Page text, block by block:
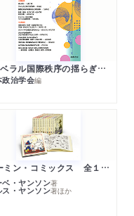
「リベラル国際秩序の揺らぎ」再考 年報政治学２０２６‐Ⅰ
政治学会編
ムーミン・コミックス 全１４巻セット
ベ・ヤンソン著
ス・ヤンソン著ほか